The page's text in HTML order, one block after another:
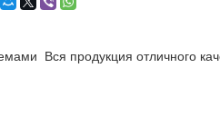
Вся продукция отличного